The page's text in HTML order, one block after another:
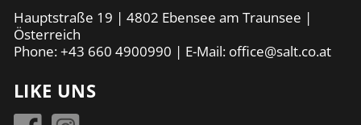
Hauptstraße 19 | 4802 Ebensee am Traunsee |
Österreich
Phone:+43 660 4900990 | E-Mail: office@salt.co.at
LIKE UNS